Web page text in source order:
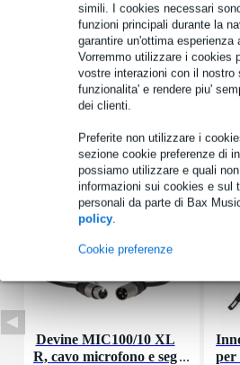
simili. I cookies necessari
funzioni principali durante la
garantire un'ottima
Vorremmo utilizzare i cookies
vostre interazioni con il nostro
funzionalita' e rendere piu'
dei clienti.
Preferite non utilizzare i
sezione cookie preferenze di
possiamo utilizzare e quali
informazioni sui cookies e sul
personali da parte di Bax
policy.
Cookie preferenze
potenza efficace: 20 W
potenza di picco: 30 W
impedenza nominale: 8 ohm
Specifiche complete
Accessori (7)
Devine MIC100/10 XL
R, cavo microfono e seg
per